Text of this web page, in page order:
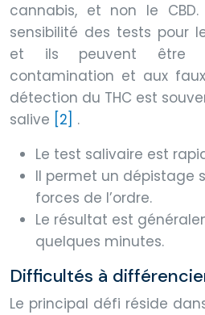
cannabis, et non le
sensibilité des tests pour
et ils peuvent être
contamination et aux
détection du THC est
salive [2] .
Le test salivaire est
Il permet un dépistage
forces de l’ordre.
Le résultat est
quelques minutes.
Difficultés à
Le principal défi réside